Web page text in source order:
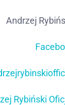
Andrzej
Rybiński